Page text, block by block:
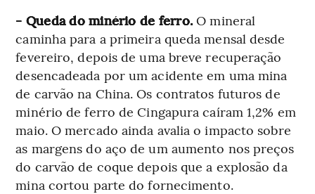
- Queda do minério de ferro. O mineral
caminha para a primeira queda mensal desde
fevereiro, depois de uma breve recuperação
desencadeada por um acidente em uma mina
de carvão na China. Os contratos futuros de
minério de ferro de Cingapura caíram 1,2% em
maio. O mercado ainda avalia o impacto sobre
as margens do aço de um aumento nos preços
do carvão de coque depois que a explosão da
mina cortou parte do fornecimento.